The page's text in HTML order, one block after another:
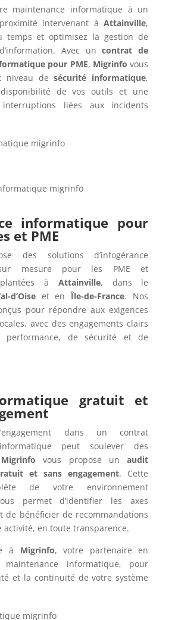
maintenance informatique à un
intervenant àAttainville,
temps et optimisez la gestion de
Avec uncontrat de
pour PME, Migrinfo vous
niveau desécurité informatique,
de vos outils et une
liées aux incidents
informatique pour
et PME
des solutions d’infogérance
mesure pour les PME et
à Attainville, dans le
d’Oiseet enÎle-de-France. Nos
pour répondre aux exigences
avec des engagements clairs
de sécurité et de
gratuit et
dans un contrat
informatique peut soulever des
Migrinfovous propose unaudit
et sans engagement. Cette
de votre environnement
permet d’identifier les axes
de bénéficier de recommandations
activité, en toute transparence.
à Migrinfo, votre partenaire en
maintenance informatique, pour
et la continuité de votre système